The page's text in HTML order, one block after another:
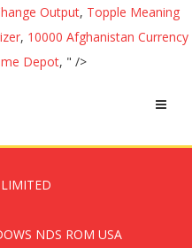
Output, Topple Meaning
, 10000 Afghanistan Currency
Depot, " />
NDS ROM USA